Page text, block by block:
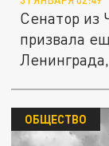
Сенатор из
призвала
ОБЩЕСТВО